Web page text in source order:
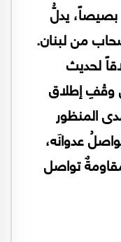
يدلُّ
من لبنان.
لحديث
وقْفِ إطلاق
المنظور
عدوانَه،
تواصل